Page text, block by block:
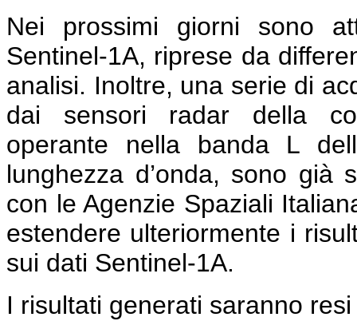
Nei prossimi giorni sono
Sentinel-1A, riprese da
analisi. Inoltre, una serie di
dai sensori radar della
operante nella banda L
lunghezza d’onda, sono già
con le Agenzie Spaziali
estendere ulteriormente i
sui dati Sentinel-1A.
I risultati generati saranno